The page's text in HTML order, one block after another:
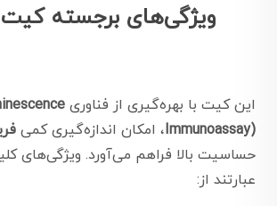
این کیت با بهره‌گیری از فناوری
Immunoassay)، امکان اندازه‌گیری کمی
حساسیت بالا فراهم می‌آورد. ویژگی‌های
عبارتند از: